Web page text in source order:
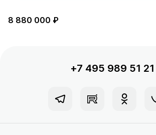
8 880 000 ₽
+7 495 989 51 21